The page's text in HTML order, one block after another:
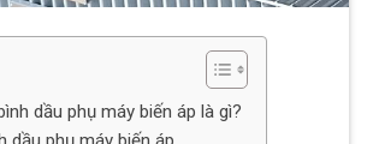
dầu phụ máy biến áp là gì?